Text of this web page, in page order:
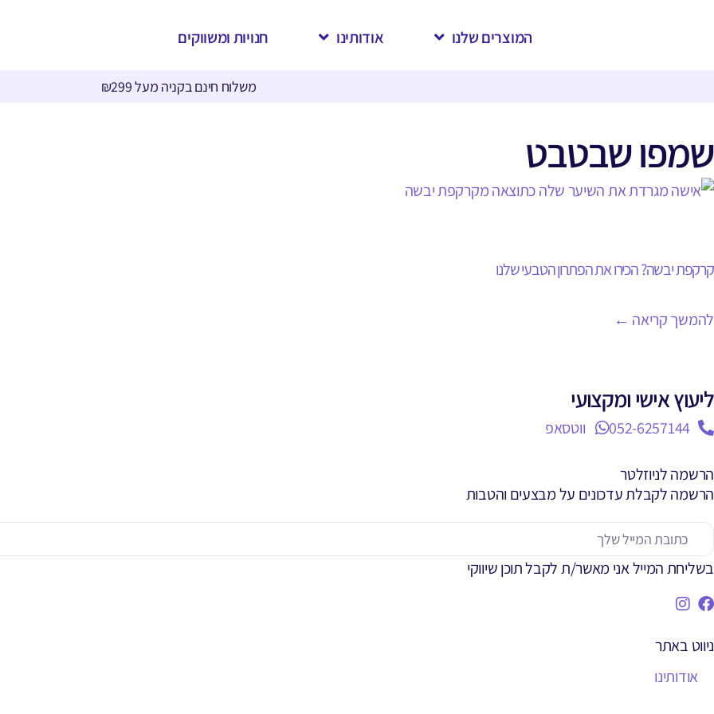
המוצרים שלנו אודותינו חנויות ומשווקים
משלוח חינם בקניה מעל ₪299
שמפו שבטבט
קרקפת יבשה? הכירו את הפתרון הטבעי שלנו
להמשך קריאה ←
ליעוץ אישי ומקצועי
052-6257144 ווטסאפ
הרשמה לניוזלטר
הרשמה לקבלת עדכונים על מבצעים והטבות
בשליחת המייל אני מאשר/ת לקבל תוכן שיווקי
ניווט באתר
אודותינו